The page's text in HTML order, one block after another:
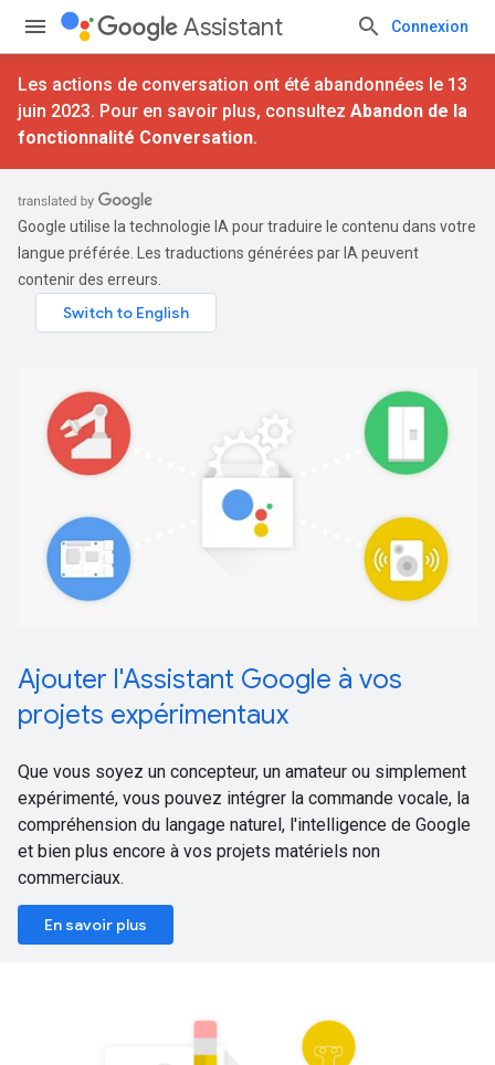
Assistant Connexion
Les actions de conversation ont été abandonnées le 13
juin 2023. Pour en savoir plus, consultez Abandon de la
fonctionnalité Conversation.
Google utilise la technologie IA pour traduire le contenu dans votre
langue préférée. Les traductions générées par IA peuvent
contenir des erreurs.
Ajouter l'Assistant Google à vos
projets expérimentaux
Que vous soyez un concepteur, un amateur ou simplement
expérimenté, vous pouvez intégrer la commande vocale, la
compréhension du langage naturel, l'intelligence de Google
et bien plus encore à vos projets matériels non
commerciaux.
En savoir plus